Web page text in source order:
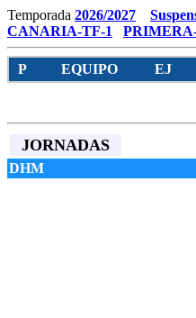
Temporada 2026/2027
CANARIA-TF-1
P EQUIPO EJ
JORNADAS
DHM